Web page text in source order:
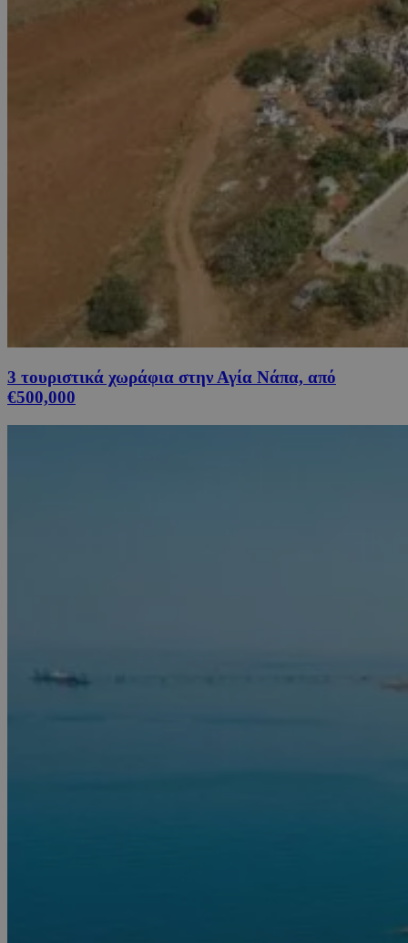
3 τουριστικά χωράφια στην Αγία Νάπα, από
€500,000